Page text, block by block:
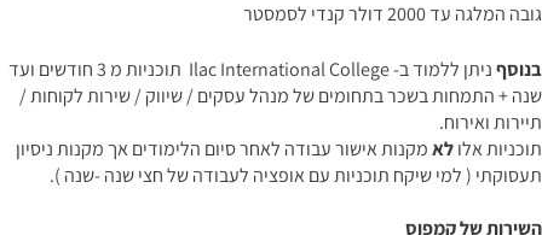
גובה המלגה עד 2000 דולר קנדי לסמסטר
בנוסף
ניתן ללמוד ב- Ilac International College תוכניות מ 3 חודשים ועד
שנה + התמחות בשכר בתחומים של מנהל עסקים / שיווק / שירות לקוחות /
תיירות ואירוח.
תוכניות אלולאמקנות אישור עבודה לאחר סיום הלימודים אך מקנות ניסיון
תעסוקתי ( למי שיקח תוכניות עם אופציה לעבודה של חצי שנה -שנה ).
השירות של קמפוס